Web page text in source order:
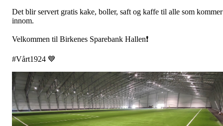
Det blir servert gratis kake, boller, saft og kaffe til alle som kommer
innom.
Velkommen til Birkenes Sparebank Hallen❗
#Vårt1924 💙